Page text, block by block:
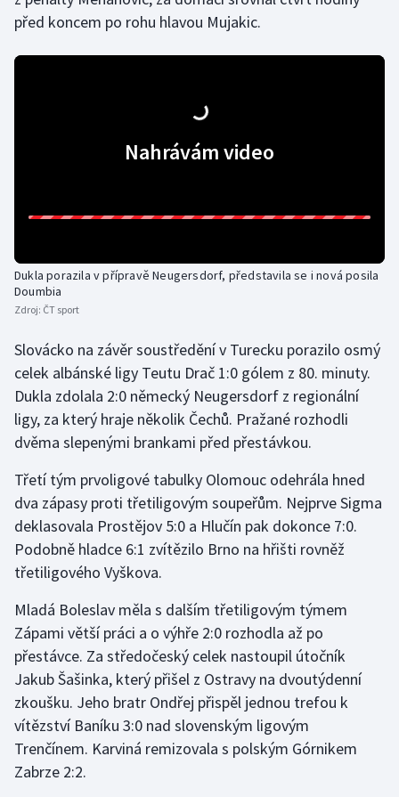
před koncem po rohu hlavou Mujakic.
Nahrávám video
Dukla porazila v přípravě Neugersdorf, představila se i nová posila
Doumbia
Zdroj: ČT sport
Slovácko na závěr soustředění v Turecku porazilo osmý
celek albánské ligy Teutu Drač 1:0 gólem z 80. minuty.
Dukla zdolala 2:0 německý Neugersdorf z regionální
ligy, za který hraje několik Čechů. Pražané rozhodli
dvěma slepenými brankami před přestávkou.
Třetí tým prvoligové tabulky Olomouc odehrála hned
dva zápasy proti třetiligovým soupeřům. Nejprve Sigma
deklasovala Prostějov 5:0 a Hlučín pak dokonce 7:0.
Podobně hladce 6:1 zvítězilo Brno na hřišti rovněž
třetiligového Vyškova.
Mladá Boleslav měla s dalším třetiligovým týmem
Zápami větší práci a o výhře 2:0 rozhodla až po
přestávce. Za středočeský celek nastoupil útočník
Jakub Šašinka, který přišel z Ostravy na dvoutýdenní
zkoušku. Jeho bratr Ondřej přispěl jednou trefou k
vítězství Baníku 3:0 nad slovenským ligovým
Trenčínem. Karviná remizovala s polským Górnikem
Zabrze 2:2.